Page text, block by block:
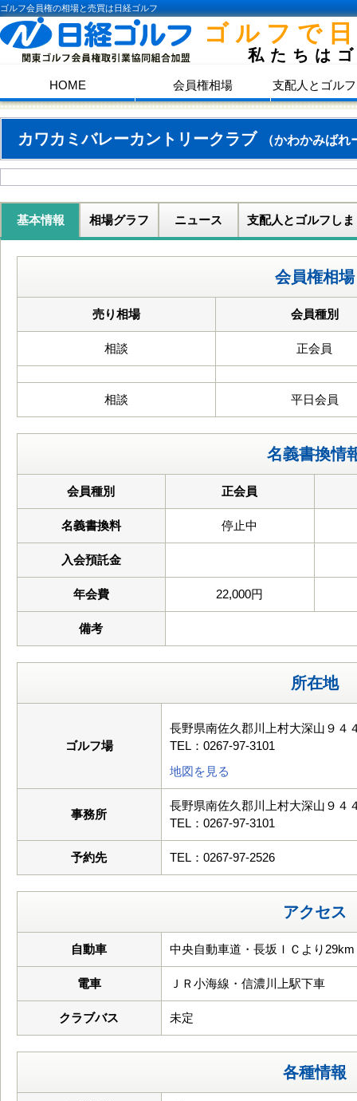
ゴルフ会員権の相場と売買は日経ゴルフ
ゴルフで
私たちは
HOME 会員権相場 支配人とゴル
カワカミバレーカントリークラブ （かわかみば
基本情報 相場グラフ ニュース 支配人とゴルフしま
会員権相場
売り相場 会員種別
相談 正会員
相談 平日会員
名義書換情
会員種別 正会員
名義書換料 停止中
入会預託金
年会費 22,000円
備考
所在地
ゴルフ場
長野県南佐久郡川上村大深山９４
TEL：0267-97-3101
地図を見る
事務所
長野県南佐久郡川上村大深山９４
TEL：0267-97-3101
予約先 TEL：0267-97-2526
アクセス
自動車 中央自動車道・長坂ＩＣより29km
電車 ＪＲ小海線・信濃川上駅下車
クラブバス 未定
各種情報